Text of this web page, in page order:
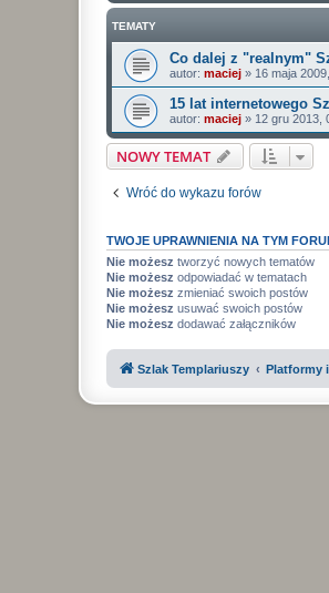
TEMATY
Co dalej z "realnym"
autor: maciej » 16 maja
15 lat internetowego
autor: maciej » 12 gru 2013,
NOWY TEMAT
Wróć do wykazu forów
TWOJE UPRAWNIENIA NA TYM
Nie możesz tworzyć nowych tematów
Nie możesz odpowiadać w tematach
Nie możesz zmieniać swoich postów
Nie możesz usuwać swoich postów
Nie możesz dodawać załączników
Szlak Templariuszy Platformy